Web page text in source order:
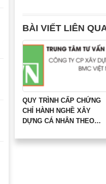
BÀI VIẾT LIÊN
QUY TRÌNH CẤP CHỨNG
CHỈ HÀNH NGHỀ XÂY
DỰNG CÁ NHÂN THEO